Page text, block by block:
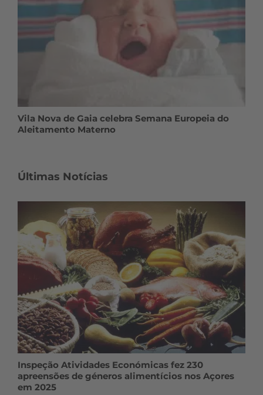
Vila Nova de Gaia celebra Semana Europeia do
Aleitamento Materno
Últimas Notícias
Inspeção Atividades Económicas fez 230
apreensões de géneros alimentícios nos Açores
em 2025